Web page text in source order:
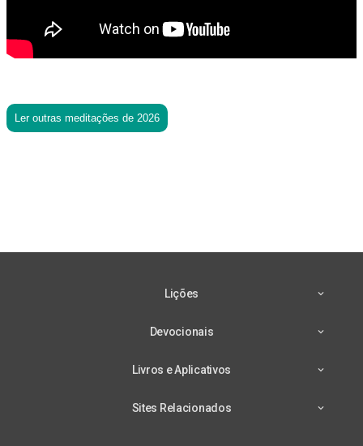
Ler outras meditações de 2026
Lições
Devocionais
Livros e Aplicativos
Sites Relacionados